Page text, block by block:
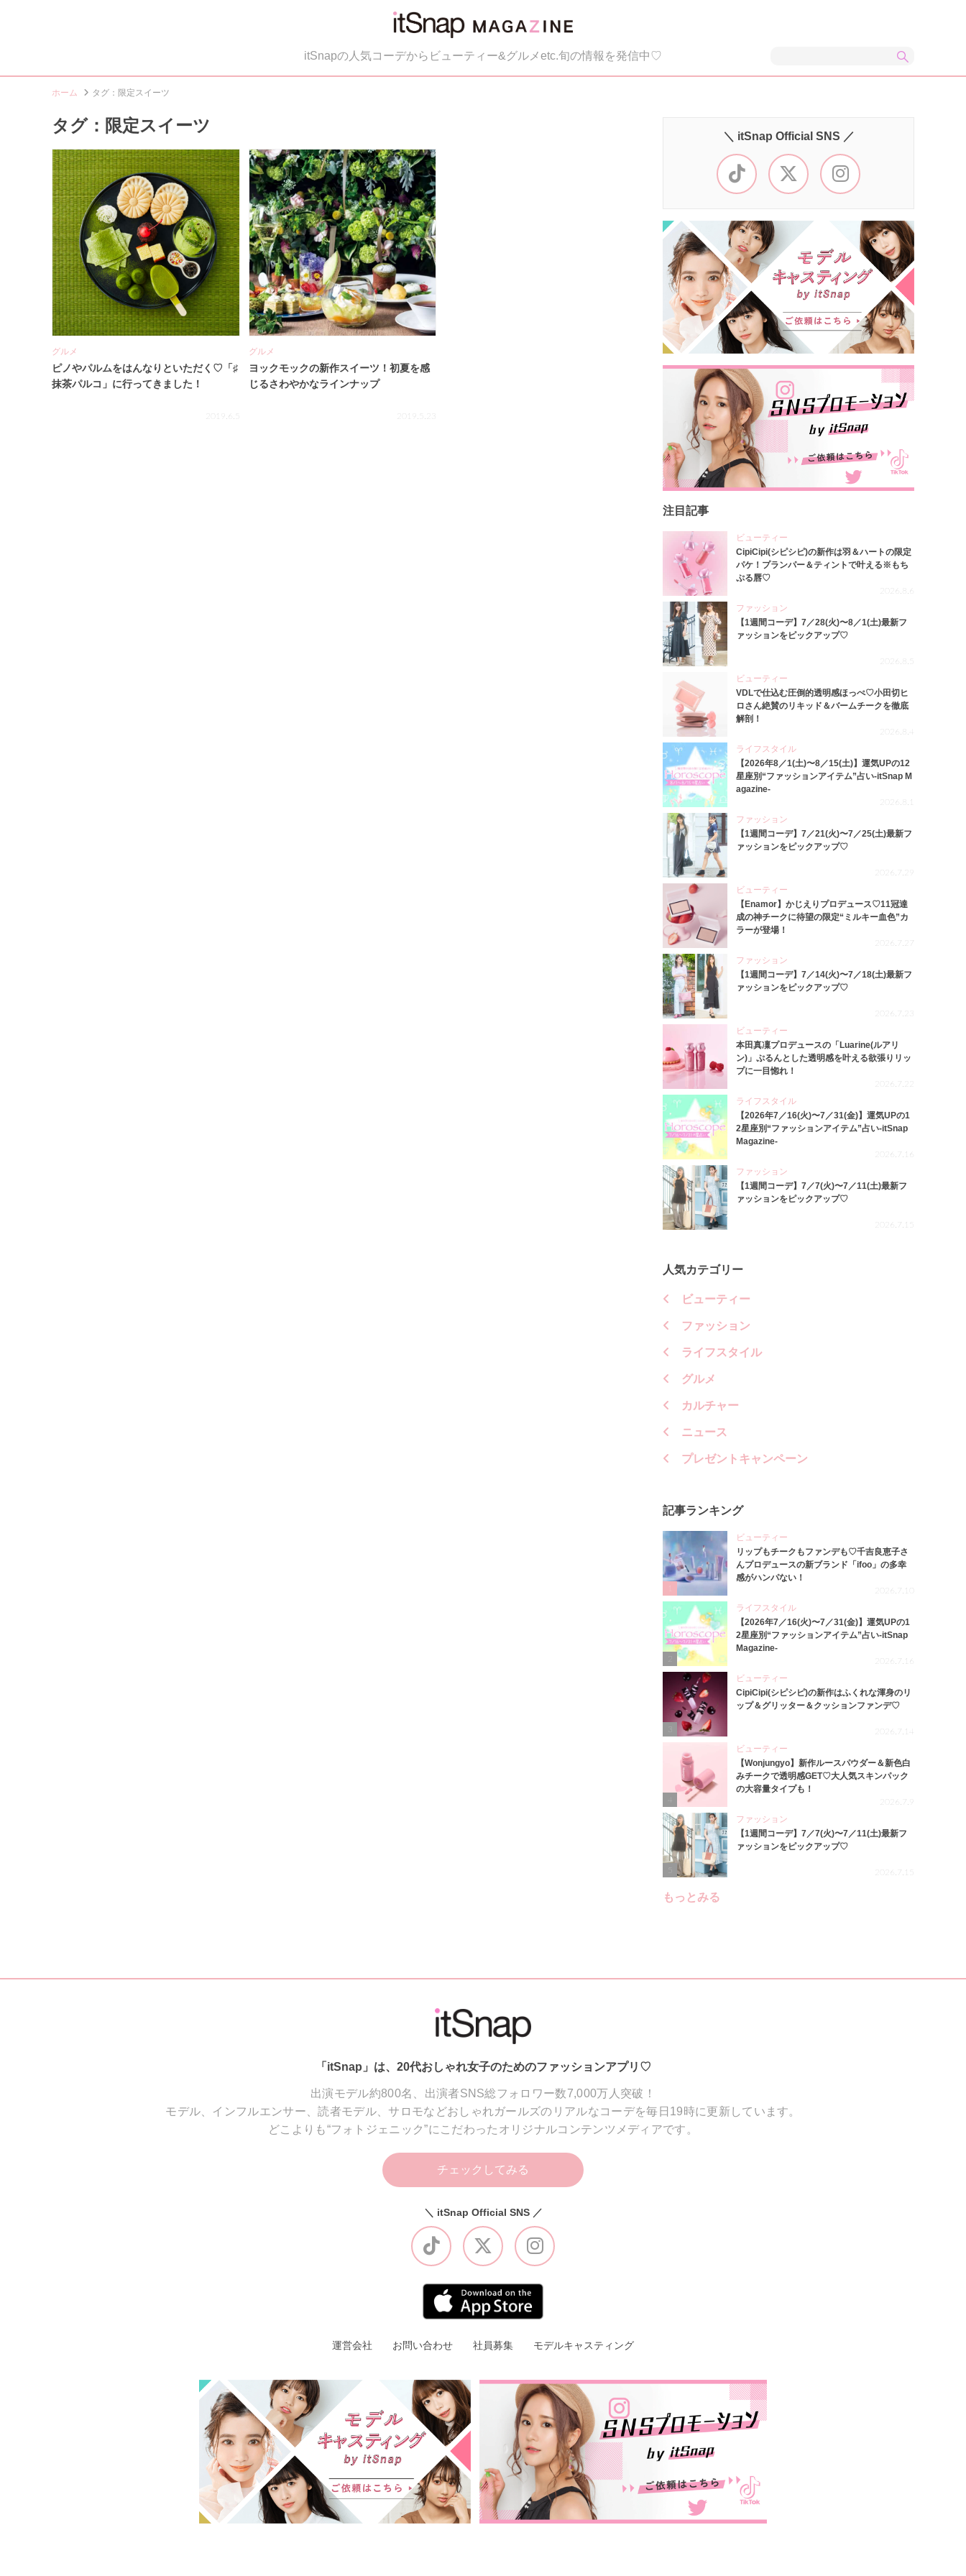
itSnapの人気コーデからビューティー&グルメetc.旬の情報を発信中♡
ホーム タグ：限定スイーツ
タグ：限定スイーツ
グルメ
ピノやパルムをはんなりといただく♡「♯
抹茶パルコ」に行ってきました！
2019.6.5
グルメ
ヨックモックの新作スイーツ！初夏を感
じるさわやかなラインナップ
2019.5.23
＼ itSnap Official SNS ／
注目記事
ビューティー
CipiCipi(シピシピ)の新作は羽＆ハートの限定
パケ！プランパー＆ティントで叶える※もち
ぷる唇♡
2026.8.6
ファッション
【1週間コーデ】7／28(火)〜8／1(土)最新フ
ァッションをピックアップ♡
2026.8.5
ビューティー
VDLで仕込む圧倒的透明感ほっぺ♡小田切ヒ
ロさん絶賛のリキッド＆バームチークを徹底
解剖！
2026.8.4
ライフスタイル
【2026年8／1(土)〜8／15(土)】運気UPの12
星座別“ファッションアイテム”占い-itSnap M
agazine-
2026.8.1
ファッション
【1週間コーデ】7／21(火)〜7／25(土)最新フ
ァッションをピックアップ♡
2026.7.29
ビューティー
【Enamor】かじえりプロデュース♡11冠達
成の神チークに待望の限定“ミルキー血色”カ
ラーが登場！
2026.7.27
ファッション
【1週間コーデ】7／14(火)〜7／18(土)最新フ
ァッションをピックアップ♡
2026.7.23
ビューティー
本田真凜プロデュースの「Luarine(ルアリ
ン)」ぷるんとした透明感を叶える欲張りリッ
プに一目惚れ！
2026.7.22
ライフスタイル
【2026年7／16(火)〜7／31(金)】運気UPの1
2星座別“ファッションアイテム”占い-itSnap
Magazine-
2026.7.16
ファッション
【1週間コーデ】7／7(火)〜7／11(土)最新フ
ァッションをピックアップ♡
2026.7.15
人気カテゴリー
ビューティー
ファッション
ライフスタイル
グルメ
カルチャー
ニュース
プレゼントキャンペーン
記事ランキング
ビューティー
リップもチークもファンデも♡千吉良恵子さ
んプロデュースの新ブランド「ifoo」の多幸
感がハンパない！
2026.7.10
ライフスタイル
【2026年7／16(火)〜7／31(金)】運気UPの1
2星座別“ファッションアイテム”占い-itSnap
Magazine-
2026.7.16
3
ビューティー
CipiCipi(シピシピ)の新作はふくれな渾身のリ
ップ＆グリッター＆クッションファンデ♡
2026.7.14
4
ビューティー
【Wonjungyo】新作ルースパウダー＆新色白
みチークで透明感GET♡大人気スキンパック
の大容量タイプも！
2026.7.9
ファッション
【1週間コーデ】7／7(火)〜7／11(土)最新フ
ァッションをピックアップ♡
2026.7.15
もっとみる
「itSnap」は、20代おしゃれ女子のためのファッションアプリ♡
出演モデル約800名、出演者SNS総フォロワー数7,000万人突破！
モデル、インフルエンサー、読者モデル、サロモなどおしゃれガールズのリアルなコーデを毎日19時に更新しています。
どこよりも“フォトジェニック”にこだわったオリジナルコンテンツメディアです。
チェックしてみる
＼ itSnap Official SNS ／
運営会社 お問い合わせ 社員募集 モデルキャスティング